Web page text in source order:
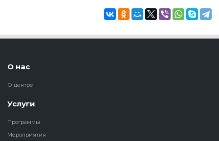
О нас
О центре
Услуги
Программы
Мероприятия